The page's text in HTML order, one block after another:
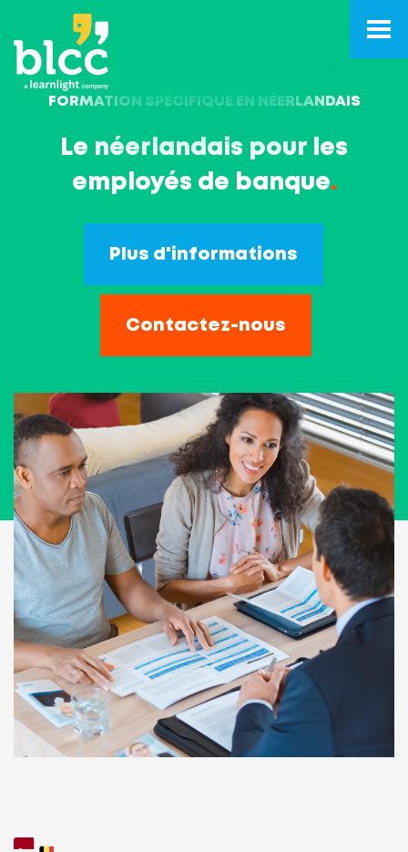
FORMATION SPÉCIFIQUE EN NÉERLANDAIS
Le néerlandais pour les
employés de banque.
Plus d'informations
Contactez-nous